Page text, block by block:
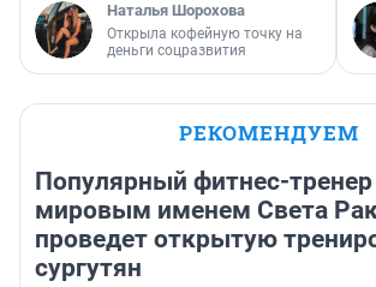
Наталья Шорохова
Открыла кофейную точку на
деньги соцразвития
РЕКОМЕНДУЕМ
Популярный фитнес-тренер
мировым именем Света
проведет открытую
сургутян